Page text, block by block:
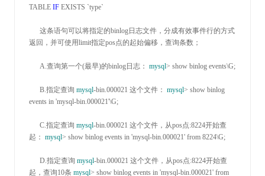
TABLE IF EXISTS `type`
返回，并可使用limit指定pos点的起始偏移，查询条数；
      A
.查询第一个(最早)的binlog日志： mysql> show binlog events\G;
      B
.指定查询 mysql-bin.000021 这个文件： mysql> show binlog
events in 'mysql-bin.000021'\G;
      C
.指定查询 mysql-bin.000021 这个文件，从pos点:8224开始查
起： mysql> show binlog events in 'mysql-bin.000021' from 8224\G;
      D
.指定查询 mysql-bin.000021 这个文件，从pos点:8224开始查
起，查询10条 mysql> show binlog events in 'mysql-bin.000021' from